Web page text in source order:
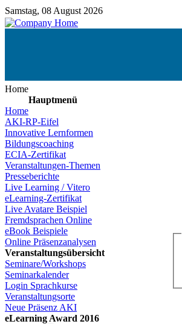
Samstag, 08 August 2026
Home
Hauptmenü
Home
AKI-RP-Eifel
Innovative Lernformen
Bildungscoaching
ECIA-Zertifikat
Veranstaltungen-Themen
Presseberichte
Live Learning / Vitero
eLearning-Zertifikat
Live Avatare Beispiel
Fremdsprachen Online
eBook Beispiele
Online Präsenzanalysen
Veranstaltungsübersicht
Seminare/Workshops
Seminarkalender
Login Sprachkurse
Veranstaltungsorte
Neue Präsenz AKI
eLearning Award 2016